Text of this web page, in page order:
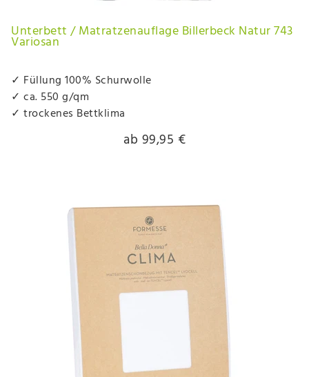
Unterbett / Matratzenauflage Billerbeck Natur 743
Variosan
✓ Füllung 100% Schurwolle
✓ ca. 550 g/qm
✓ trockenes Bettklima
ab 99,95 €